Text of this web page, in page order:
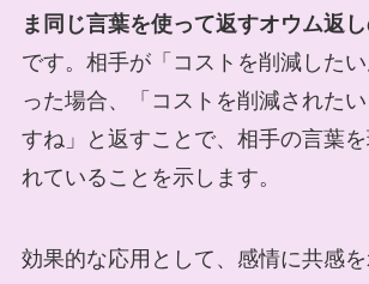
ま同じ言葉を使って返すオウム返
です。相手が「コストを削減した
った場合、「コストを削減された
すね」と返すことで、相手の言葉
れていることを示します。
効果的な応用として、感情に共感